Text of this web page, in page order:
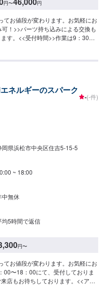
円〜 円
てお値段が変わります。お気軽にお
！>>パーツ持ち込みによる交換も
す。<<受付時間>>作業は9：30〜
ネルギーのスパーク
-(-件)
岡県浜松市中央区住吉5-15-5
~ 18:00
中無休
均5時間で返信
円〜
てお値段が変わります。お気軽にお
00〜18：00にて、受付しておりま
店もお待ちしております。<<アク